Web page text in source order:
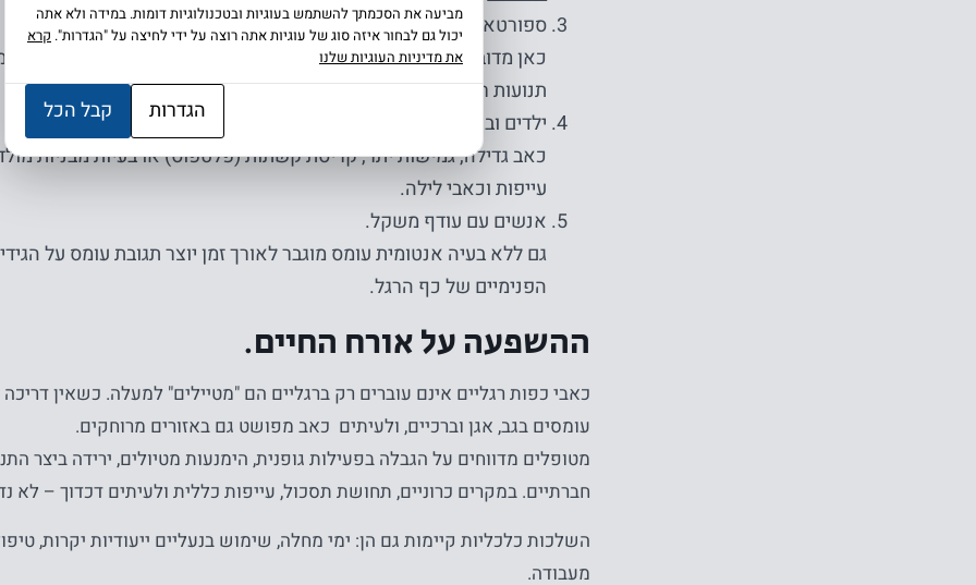
ספורטאים.
כאן מדובר לא רק על עומס אלא גם על טכניקה לקויה, נעליים לא
תנועות ריצה, קפיצה או שינויי כיוון.
ילדים ובני נוער.
כאב גדילה, גמישות יתר, קריסת קשתות (פלטפוס) או בעיות מבניות
עייפות וכאבי לילה.
אנשים עם עודף משקל.
גם ללא בעיה אנטומית עומס מוגבר לאורך זמן יוצר תגובת עומס על
הפנימיים של כף הרגל.
ההשפעה על אורח החיים.
כאבי כפות רגליים אינם עוברים רק ברגליים הם "מטיילים" למעלה. כשאין דריכה
עומסים בגב, אגן וברכיים, ולעיתים כאב מפושט גם באזורים מרוחקים.
מטופלים מדווחים על הגבלה בפעילות גופנית, הימנעות מטיולים, ירידה ביצר
חברתיים. במקרים כרוניים, תחושת תסכול, עייפות כללית ולעיתים דכדוך – לא
השלכות כלכליות קיימות גם הן: ימי מחלה, שימוש בנעליים ייעודיות יקרות,
מעבודה.
מביעה את הסכמתך להשתמש בעוגיות ובטכנולוגיות דומות. במידה ולא אתה
יכול גם לבחור איזה סוג של עוגיות אתה רוצה על ידי לחיצה על "הגדרות". קרא
את מדיניות העוגיות שלנו
הגדרות קבל הכל